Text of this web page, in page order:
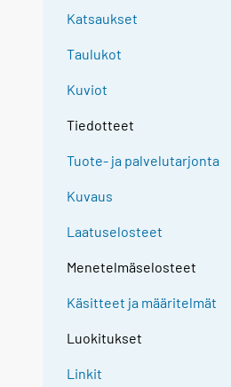
Katsaukset
Taulukot
Kuviot
Tiedotteet
Tuote- ja palvelutarjonta
Kuvaus
Laatuselosteet
Menetelmäselosteet
Käsitteet ja määritelmät
Luokitukset
Linkit